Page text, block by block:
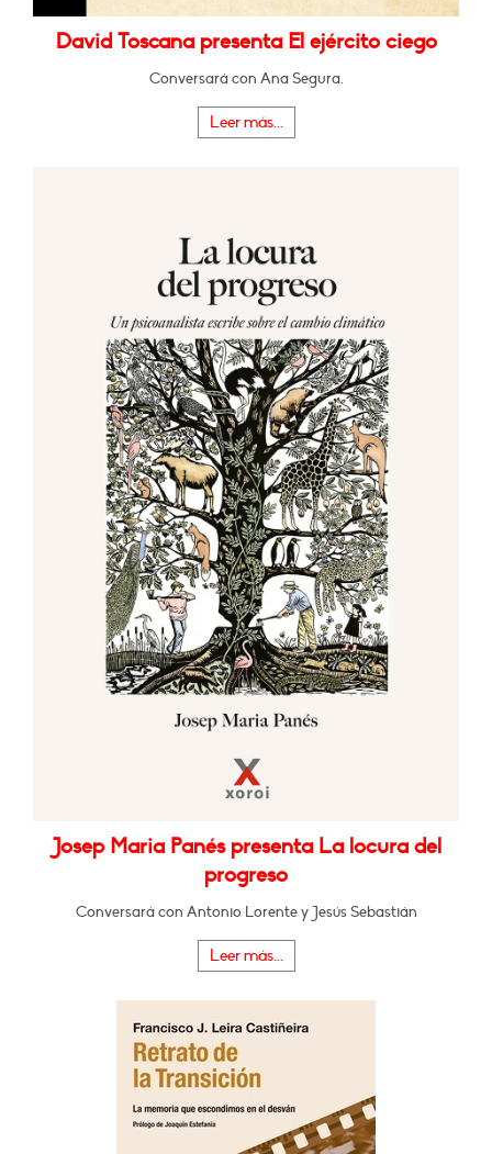
David Toscana presenta El ejército ciego
Conversará con Ana Segura.
Leer más...
Josep Maria Panés presenta La locura del
progreso
Conversará con Antonio Lorente y Jesús Sebastián
Leer más...